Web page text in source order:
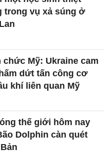
trong vụ xả súng ở
chức Mỹ: Ukraine cam
dứt tấn công cơ
khí liên quan Mỹ
thế giới hôm nay
Dolphin càn quét